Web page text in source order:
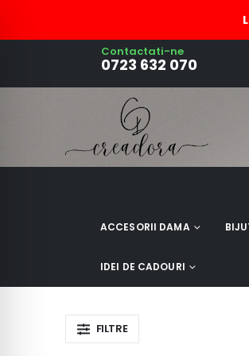
Contactati-ne
0723 632 070
ACCESORII DAMA
IDEI DE CADOURI
semn carte
FILTRE